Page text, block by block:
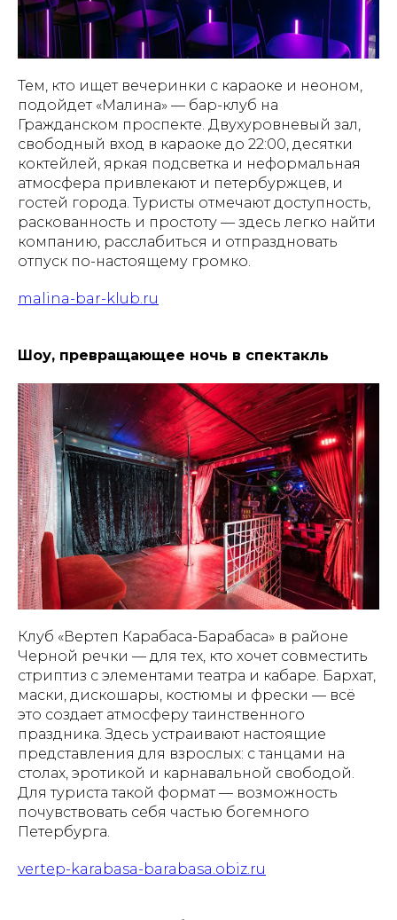
Тем, кто ищет вечеринки с караоке и неоном,
подойдет «Малина» — бар-клуб на
Гражданском проспекте. Двухуровневый зал,
свободный вход в караоке до 22:00, десятки
коктейлей, яркая подсветка и неформальная
атмосфера привлекают и петербуржцев, и
гостей города. Туристы отмечают доступность,
раскованность и простоту — здесь легко найти
компанию, расслабиться и отпраздновать
отпуск по-настоящему громко.
malina-bar-klub.ru
Шоу, превращающее ночь в спектакль
Клуб «Вертеп Карабаса-Барабаса» в районе
Черной речки — для тех, кто хочет совместить
стриптиз с элементами театра и кабаре. Бархат,
маски, дискошары, костюмы и фрески — всё
это создает атмосферу таинственного
праздника. Здесь устраивают настоящие
представления для взрослых: с танцами на
столах, эротикой и карнавальной свободой.
Для туриста такой формат — возможность
почувствовать себя частью богемного
Петербурга.
vertep-karabasa-barabasa.obiz.ru